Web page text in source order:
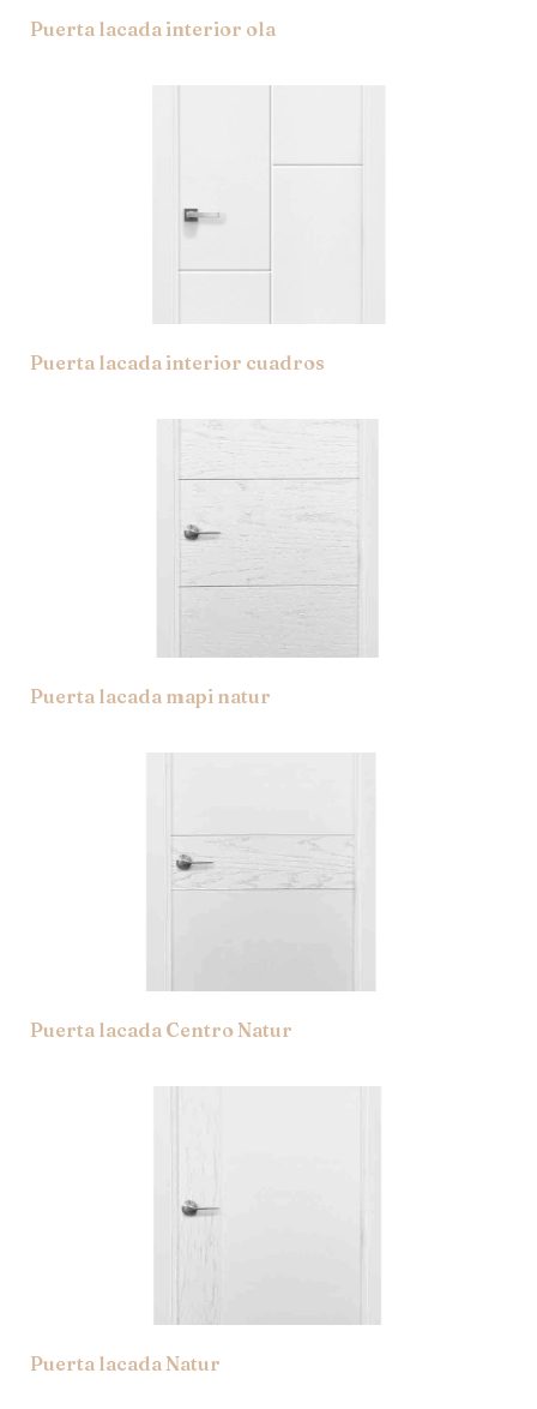
Puerta lacada interior ola
Puerta lacada interior cuadros
Puerta lacada mapi natur
Puerta lacada Centro Natur
Puerta lacada Natur